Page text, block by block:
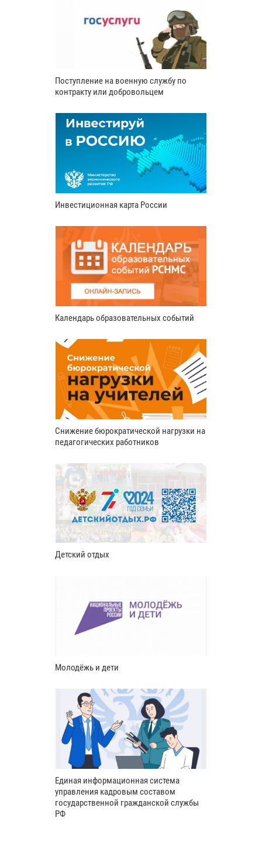
Поступление на военную службу по
контракту или добровольцем
Инвестиционная карта России
Календарь образовательных событий
Снижение бюрократической нагрузки на
педагогических работников
Детский отдых
Молодёжь и дети
Единая информационная система
управления кадровым составом
государственной гражданской службы
РФ